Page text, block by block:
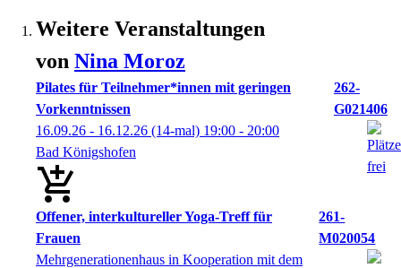
Weitere Veranstaltungen
von Nina Moroz
Pilates für Teilnehmer*innen mit geringen
Vorkenntnissen
262-
G021406
16.09.26 - 16.12.26 (14-mal) 19:00 - 20:00
Bad Königshofen
Offener, interkultureller Yoga-Treff für
Frauen
261-
M020054
Mehrgenerationenhaus in Kooperation mit dem